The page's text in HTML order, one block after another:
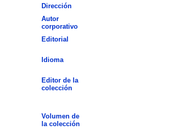
Dirección
Autor
corporativo
Editorial
Idioma
Editor de la
colección
Volumen de
la colección